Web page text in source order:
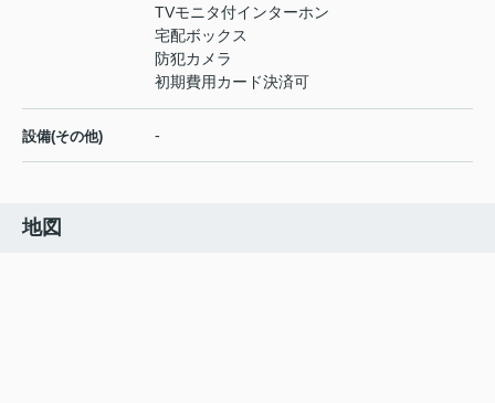
TVモニタ付インターホン
宅配ボックス
防犯カメラ
初期費用カード決済可
設備(その他) -
地図